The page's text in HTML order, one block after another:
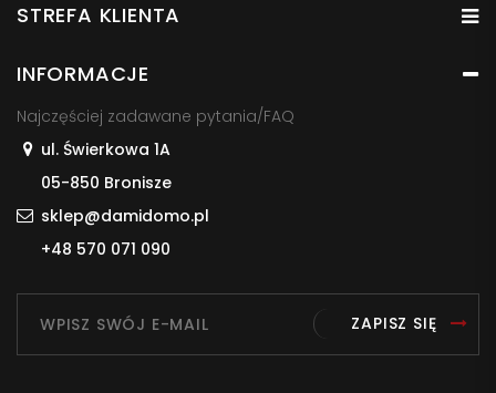
STREFA KLIENTA
INFORMACJE
Najczęściej zadawane pytania/FAQ
ul. Świerkowa 1A
05-850 Bronisze
sklep@damidomo.pl
+48 570 071 090
ZAPISZ SIĘ